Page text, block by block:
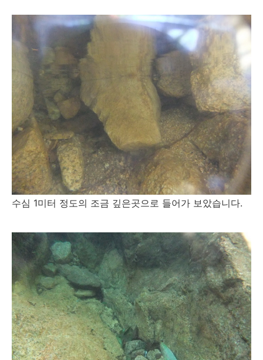
수심 1미터 정도의 조금 깊은곳으로 들어가 보았습니다.